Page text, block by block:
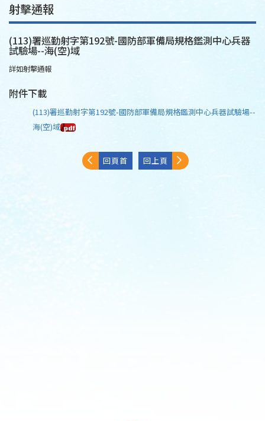
射擊通報
(113)署巡勤射字第192號-國防部軍備局規格鑑測中心兵器
試驗場--海(空)域
詳如射擊通報
附件下載
(113)署巡勤射字第192號-國防部軍備局規格鑑測中心兵器試驗場--
海(空)域
回頁首 回上頁